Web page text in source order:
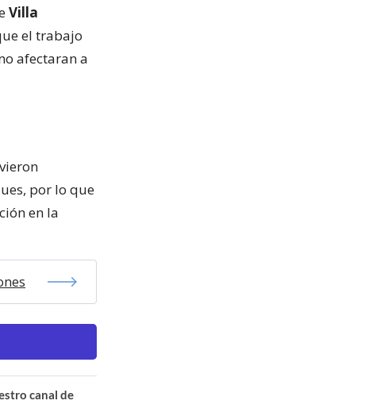
Villa
el trabajo
afectaran a
por lo que
en la
canal de